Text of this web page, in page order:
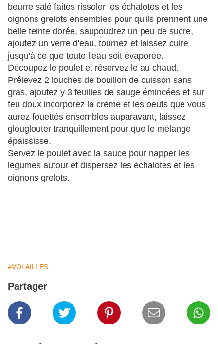
beurre salé faites rissoler les échalotes et les
oignons grelots ensembles pour qu'ils prennent une
belle teinte dorée, saupoudrez un peu de sucre,
ajoutez un verre d'eau, tournez et laissez cuire
jusqu'à ce que toute l'eau soit évaporée.
Découpez le poulet et réservez le au chaud.
Prélevez 2 louches de bouillon de cuisson sans
gras, ajoutez y 3 feuilles de sauge émincées et sur
feu doux incorporez la crème et les oeufs que vous
aurez fouettés ensembles auparavant, laissez
glouglouter tranquillement pour que le mélange
épaississe.
Servez le poulet avec la sauce pour napper les
légumes autour et dispersez les échalotes et les
oignons grelots.
#VOLAILLES
Partager